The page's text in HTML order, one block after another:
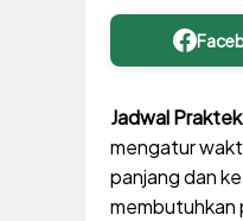
Jadwal
mengatur
panjang dan
membutuhkan